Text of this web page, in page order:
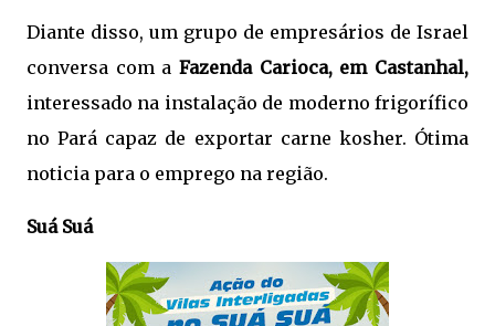
Diante disso, um grupo de empresários de Israel
conversa com a Fazenda Carioca, em Castanhal,
interessado na instalação de moderno frigorífico
no Pará capaz de exportar carne kosher. Ótima
noticia para o emprego na região.
Suá Suá